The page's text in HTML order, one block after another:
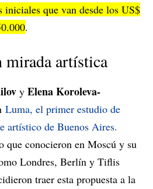
iniciales que van desde los US$
.
mirada artística
y Elena Koroleva-
Luma, el primer estudio de
artístico de Buenos Aires.
que conocieron en Moscú y su
Londres, Berlín y Tiflis
traer esta propuesta a la